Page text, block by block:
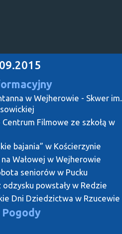
w Wejherowie - Skwer im.
Centrum Filmowe ze szkołą w
bajania” w Kościerzynie
Wałowej w Wejherowie
seniorów w Pucku
odzysku powstały w Redzie
Dni Dziedzictwa w Rzucewie
Pogody